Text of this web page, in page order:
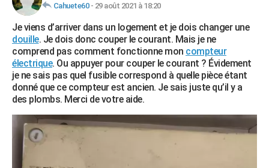
Retraite
Impôts
Epargne
Immobilier
Risques naturels par ville
Banque
Assurance
Crédit
AUTO
Essais
Réserver un essai
Citadines
Berlines
SUV
Forum auto
+HIGH-TECH
Mobiles
Meilleur smartphone
Internet
Ordinateurs
Jeux vidéo
Guide high-tech
+BRICOLAGE
Forum
Aménagement intérieur
Extérieur
Cuisine
Salle de bains
Jardinage
Rangement
WEEK-END
Guides de France
Escapades
Patrimoine
Expositions
Musées
Week-end nature
Art de vivre
Bien-être
Loisirs
Modes de vie
SANTE
Alimentation
Guide de la santé
Maladies
Médicaments
Sommeil
VOYAGE
Cahuete60- 29 août 2021 à 18:20
Je viens d’arriver dans un logement et je dois changer une
douille. Je dois donc couper le courant. Mais je ne
comprend pas comment fonctionne mon compteur
électrique. Ou appuyer pour couper le courant ? Évidement
je ne sais pas quel fusible correspond à quelle pièce étant
donné que ce compteur est ancien. Je sais juste qu’il y a
des plombs. Merci de votre aide.